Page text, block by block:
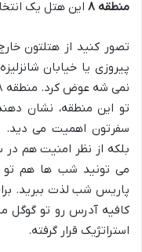
منطقه ۸
این هتل یک
تصور کنید از هتلتون
پیروزی یا خیابان
تو این منطقه، نشان
سفرتون اهمیت می دید.
بلکه از نظر امنیت هم
می تونید شب ها هم تو
پاریس شب لذت ببرید.
کافیه آدرس رو تو گوگل
استراتژیک قرار گرفته.